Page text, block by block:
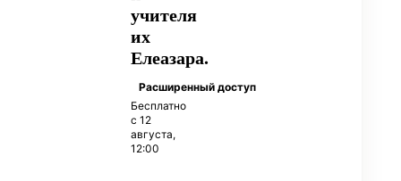
учителя
их
Елеазара.
Расширенный доступ
Бесплатно
с 12
августа,
12:00